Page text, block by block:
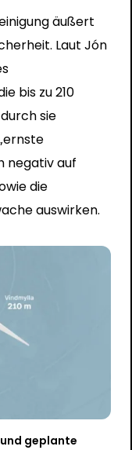
äußert
Laut Jón
bis zu 210
sie
negativ auf
die
auswirken.
geplante